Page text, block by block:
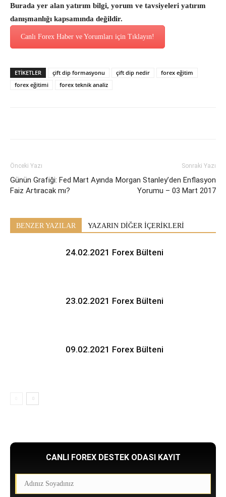
Burada yer alan yatırım bilgi, yorum ve tavsiyeleri yatırım
danışmanlığı kapsamında değildir.
Canlı Forex Haber ve Yorumları için Tıklayın!
ETİKETLER çift dip formasyonu çift dip nedir
forex eğitim
forex eğitimi
forex teknik analiz
Önceki Yazı
Günün Grafiği: Fed Mart Ayında
Faiz Artıracak mı?
Sonraki Yazı
Morgan Stanley’den Enflasyon
Yorumu – 03 Mart 2017
BENZER YAZILAR YAZARIN DİĞER İÇERİKLERİ
24.02.2021 Forex Bülteni
23.02.2021 Forex Bülteni
09.02.2021 Forex Bülteni
CANLI FOREX DESTEK ODASI KAYIT